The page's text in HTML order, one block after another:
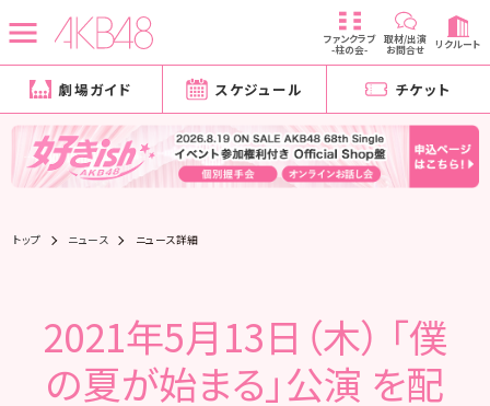
ファンクラブ
-柱の会-
取材/出演
お問合せ リクルート
劇場ガイド スケジュール チケット
トップ ニュース ニュース詳細
2021年5月13日（木） 「僕
の夏が始まる」公演 を配